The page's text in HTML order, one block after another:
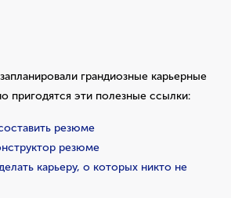
грандиозные карьерные
пригодятся эти полезные ссылки:
резюме
резюме
карьеру, о которых никто не